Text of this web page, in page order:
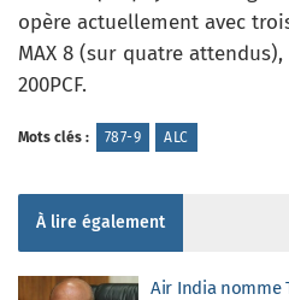
opère actuellement avec
MAX 8 (sur quatre attendus),
200PCF.
Mots clés : 787-9 ALC
À lire également
Air India nomme